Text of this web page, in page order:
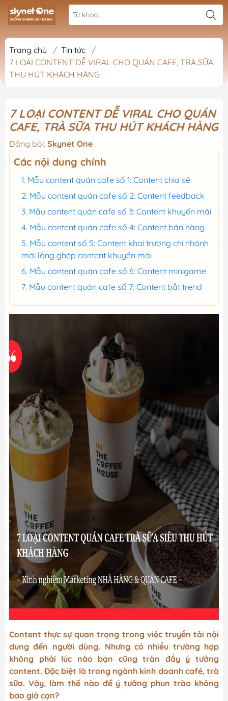
Trang chủ / Tin tức
/
7 LOẠI CONTENT DỄ VIRAL CHO QUÁN CAFE, TRÀ SỮA
THU HÚT KHÁCH HÀNG
7 LOẠI CONTENT DỄ VIRAL CHO QUÁN
CAFE, TRÀ SỮA THU HÚT KHÁCH HÀNG
Đăng bởi: Skynet One
Các nội dung chính
Mẫu content quán cafe số 1: Content chia sẻ
Mẫu content quán cafe số 2: Content feedback
Mẫu content quán cafe số 3: Content khuyến mãi
Mẫu content quán cafe số 4: Content bán hàng
Mẫu content số 5: Content khai trương chi nhánh
mới lồng ghép content khuyến mãi
Mẫu content quán cafe số 6: Content minigame
Mẫu content quán cafe số 7: Content bắt trend
Content thực sự quan trọng trong việc truyền tải nội
dung đến người dùng. Nhưng có nhiều trường hợp
không phải lúc nào bạn cũng tràn đầy ý tưởng
content. Đặc biệt là trong ngành kinh doanh café, trà
sữa. Vậy, làm thế nào để ý tưởng phun trào không
bao giờ cạn?